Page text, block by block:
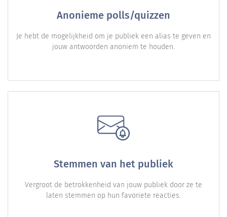
Anonieme polls/quizzen
Je hebt de mogelijkheid om je publiek een alias te geven en
jouw antwoorden anoniem te houden.
Stemmen van het publiek
Vergroot de betrokkenheid van jouw publiek door ze te
laten stemmen op hun favoriete reacties.